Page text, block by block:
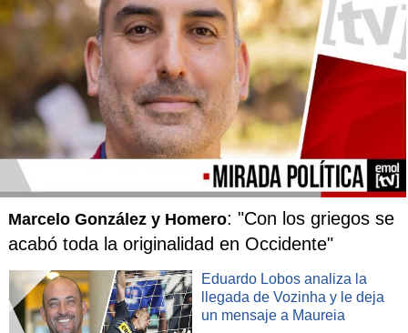
Marcelo González y Homero: "Con los griegos se
acabó toda la originalidad en Occidente"
Eduardo Lobos analiza la
llegada de Vozinha y le deja
un mensaje a Maureia